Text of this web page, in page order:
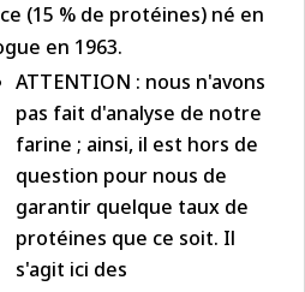
(15 % de protéines) né en
en 1963.
ATTENTION : nous n'avons
pas fait d'analyse de notre
farine ; ainsi, il est hors de
question pour nous de
garantir quelque taux de
protéines que ce soit. Il
s'agit ici des